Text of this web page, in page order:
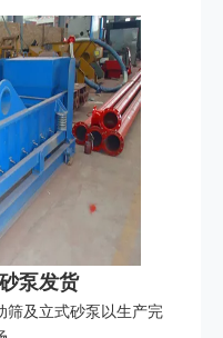
泵发货
筛及立式砂泵以生产完